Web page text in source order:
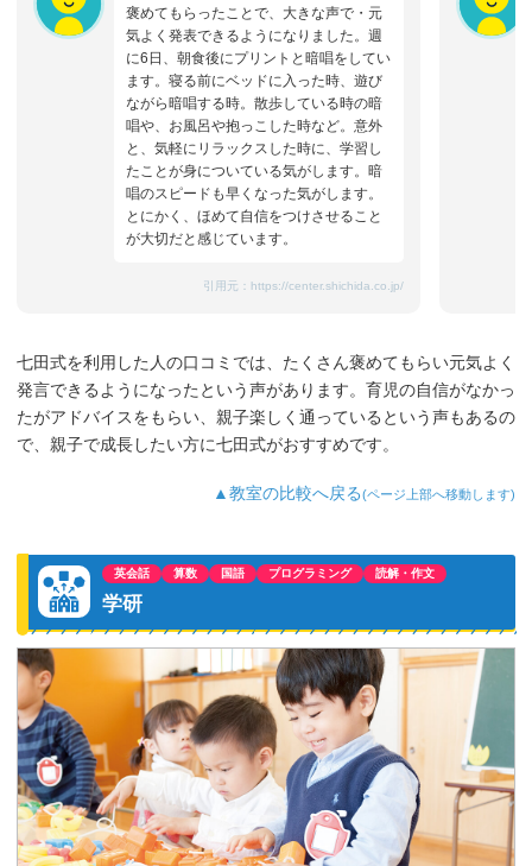
褒めてもらったことで、大きな声で・元
気よく発表できるようになりました。週
に6日、朝食後にプリントと暗唱をしてい
ます。寝る前にベッドに入った時、遊び
ながら暗唱する時。散歩している時の暗
唱や、お風呂や抱っこした時など。意外
と、気軽にリラックスした時に、学習し
たことが身についている気がします。暗
唱のスピードも早くなった気がします。
とにかく、ほめて自信をつけさせること
が大切だと感じています。
引用元： https://center.shichida.co.jp/
七田式を利用した人の口コミでは、たくさん褒めてもらい元気よく
発言できるようになったという声があります。育児の自信がなかっ
たがアドバイスをもらい、親子楽しく通っているという声もあるの
で、親子で成長したい方に七田式がおすすめです。
▲教室の比較へ戻る(ページ上部へ移動します)
英会話 算数 国語 プログラミング 読解・作文
学研